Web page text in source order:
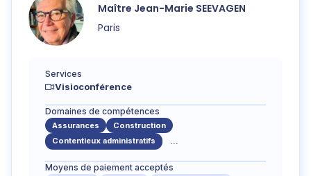
Maître Jean-Marie SEEVAGEN
Paris
Services
Visioconférence
Domaines de compétences
Assurances
Construction
Contentieux administratifs
...
Moyens de paiement acceptés